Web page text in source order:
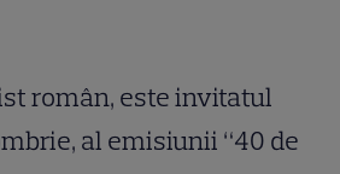
român, este invitatul
al emisiunii “40 de